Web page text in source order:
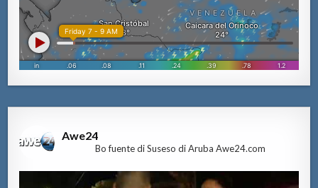
Awe24
Bo fuente di Suseso di Aruba Awe24.com